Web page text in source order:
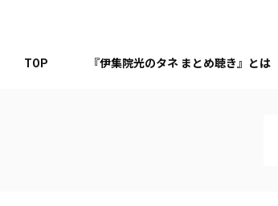
TOP 『伊集院光のタネ まとめ聴き』とは